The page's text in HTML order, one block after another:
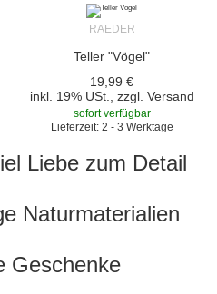
RAEDER
Teller "Vögel"
19,99 €
inkl. 19% USt., zzgl. Versand
sofort verfügbar
Lieferzeit: 2 - 3 Werktage
Liebe zum Detail
Naturmaterialien
Geschenke